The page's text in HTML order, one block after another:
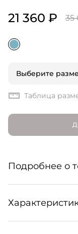
21 360 ₽ 35
Выберите
Таблица
Подробнее о
Куртка из синего
Лаконичный
накладных